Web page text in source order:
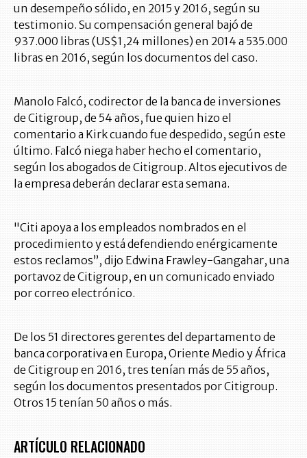
un desempeño sólido, en 2015 y 2016, según su
testimonio. Su compensación general bajó de
937.000 libras (US$1,24 millones) en 2014 a 535.000
libras en 2016, según los documentos del caso.
Manolo Falcó, codirector de la banca de inversiones
de Citigroup, de 54 años, fue quien hizo el
comentario a Kirk cuando fue despedido, según este
último. Falcó niega haber hecho el comentario,
según los abogados de Citigroup. Altos ejecutivos de
la empresa deberán declarar esta semana.
"Citi apoya a los empleados nombrados en el
procedimiento y está defendiendo enérgicamente
estos reclamos”, dijo Edwina Frawley-Gangahar, una
portavoz de Citigroup, en un comunicado enviado
por correo electrónico.
De los 51 directores gerentes del departamento de
banca corporativa en Europa, Oriente Medio y África
de Citigroup en 2016, tres tenían más de 55 años,
según los documentos presentados por Citigroup.
Otros 15 tenían 50 años o más.
ARTÍCULO RELACIONADO